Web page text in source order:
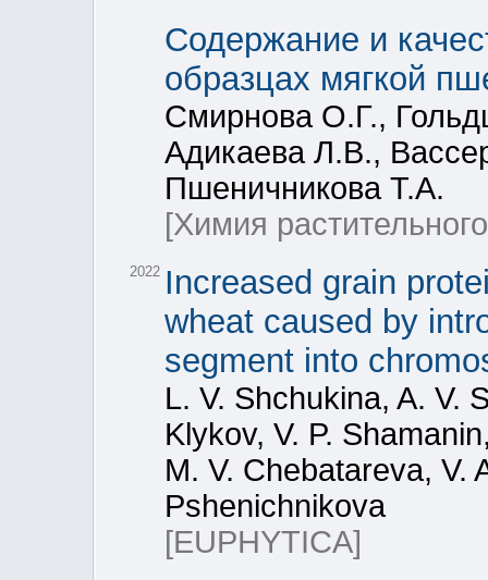
Содержание и
образцах мягкой
Смирнова О.Г.,
Адикаева Л.В.,
Пшеничникова Т.А.
[Химия
2022 Increased grain
wheat caused by
segment into
L. V. Shchukina, A. V.
Klykov, V. P.
M. V. Chebatareva, V.
Pshenichnikova
[EUPHYTICA]